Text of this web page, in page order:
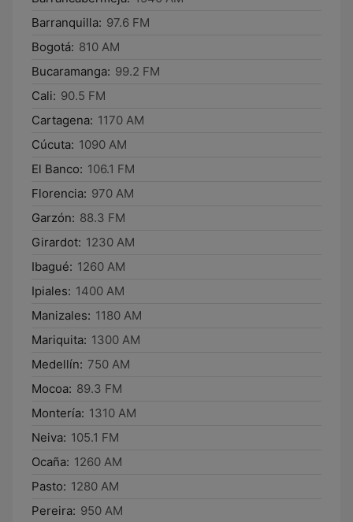
Barranquilla: 97.6 FM
Bogotá: 810 AM
Bucaramanga: 99.2 FM
Cali: 90.5 FM
Cartagena: 1170 AM
Cúcuta: 1090 AM
El Banco: 106.1 FM
Florencia: 970 AM
Garzón: 88.3 FM
Girardot: 1230 AM
Ibagué: 1260 AM
Ipiales: 1400 AM
Manizales: 1180 AM
Mariquita: 1300 AM
Medellín: 750 AM
Mocoa: 89.3 FM
Montería: 1310 AM
Neiva: 105.1 FM
Ocaña: 1260 AM
Pasto: 1280 AM
Pereira: 950 AM